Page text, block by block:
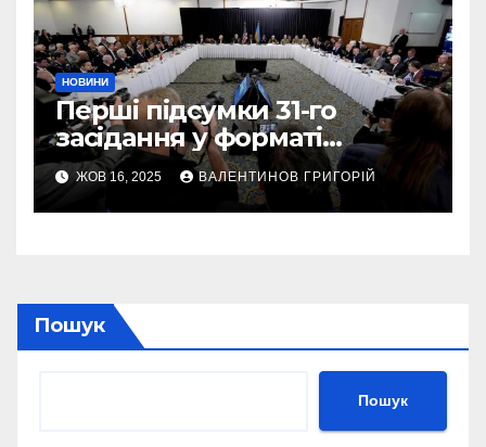
НОВИНИ
Перші підсумки 31-го
засідання у форматі
“Рамштайн”: що
домовилися союзники
України
ЖОВ 16, 2025 ВАЛЕНТИНОВ ГРИГОРІЙ
Пошук
Пошук